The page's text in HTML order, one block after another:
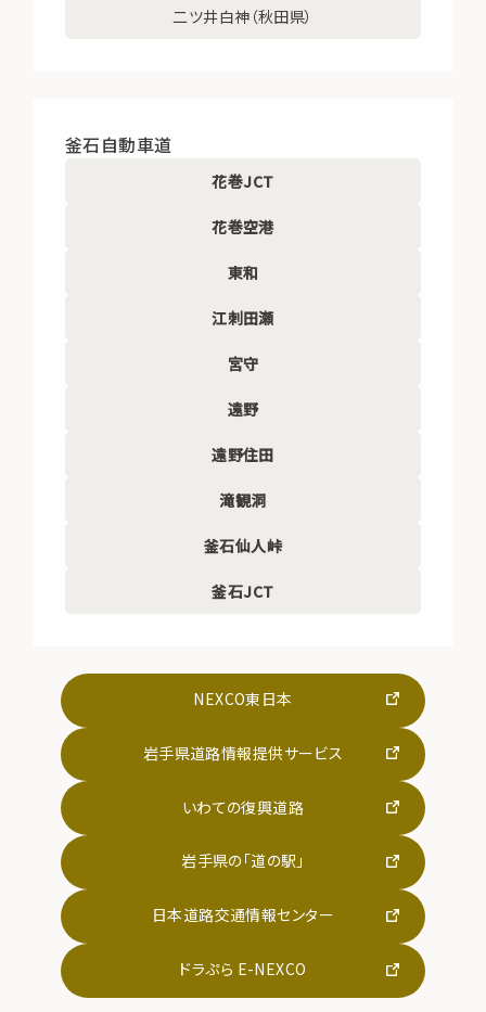
二ツ井白神（秋田県）
釜石自動車道
花巻JCT
花巻空港
東和
江刺田瀬
宮守
遠野
遠野住田
滝観洞
釜石仙人峠
釜石JCT
NEXCO東日本
岩手県道路情報提供サービス
いわての復興道路
岩手県の「道の駅」
日本道路交通情報センター
ドラぷら E-NEXCO